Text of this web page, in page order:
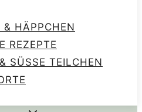
& HÄPPCHEN
REZEPTE
SÜSSE TEILCHEN